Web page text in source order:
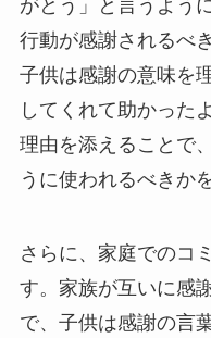
がとう」と言うよう
行動が感謝されるべ
子供は感謝の意味を
してくれて助かった
理由を添えることで
うに使われるべきか
さらに、家庭でのコ
す。家族が互いに感
で、子供は感謝の言